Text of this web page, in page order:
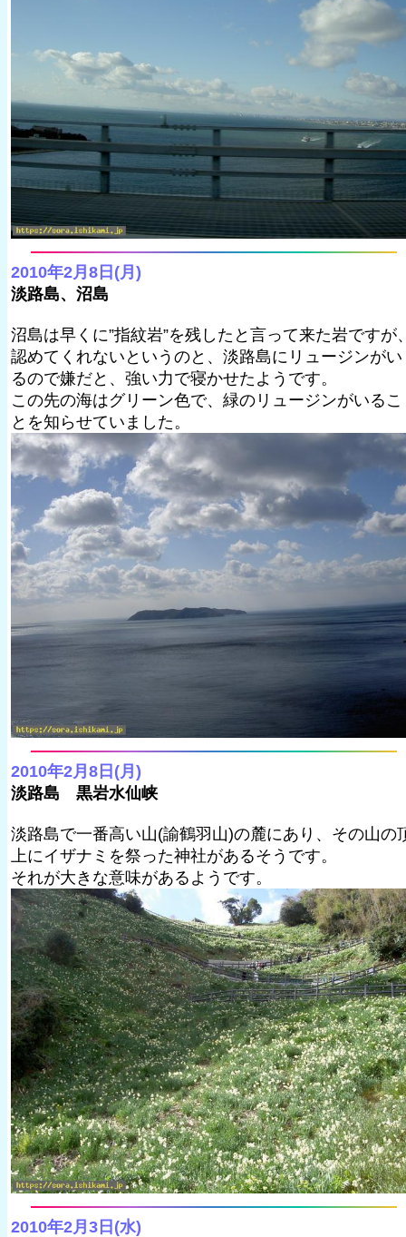
2010年2月8日(月)
淡路島、沼島
沼島は早くに”指紋岩”を残したと言って来た岩ですが
認めてくれないというのと、淡路島にリュージンがい
るので嫌だと、強い力で寝かせたようです。
この先の海はグリーン色で、緑のリュージンがいるこ
とを知らせていました。
2010年2月8日(月)
淡路島 黒岩水仙峡
淡路島で一番高い山(諭鶴羽山)の麓にあり、その山の
上にイザナミを祭った神社があるそうです。
それが大きな意味があるようです。
2010年2月3日(水)